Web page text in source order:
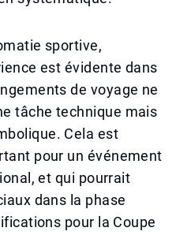
sportive,
est évidente dans
de voyage ne
tâche technique mais
Cela est
pour un événement
et qui pourrait
dans la phase
pour la Coupe